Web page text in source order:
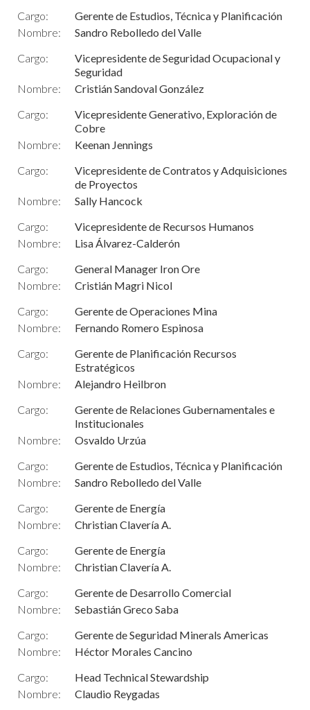
Cargo:
Gerente de Estudios, Técnica y Planificación
Nombre:
Sandro Rebolledo del Valle
Cargo:
Vicepresidente de Seguridad Ocupacional y
Seguridad
Nombre:
Cristián Sandoval González
Cargo:
Vicepresidente Generativo, Exploración de
Cobre
Nombre:
Keenan Jennings
Cargo:
Vicepresidente de Contratos y Adquisiciones
de Proyectos
Nombre:
Sally Hancock
Cargo:
Vicepresidente de Recursos Humanos
Nombre:
Lisa Álvarez-Calderón
Cargo:
General Manager Iron Ore
Nombre:
Cristián Magri Nicol
Cargo:
Gerente de Operaciones Mina
Nombre:
Fernando Romero Espinosa
Cargo:
Gerente de Planificación Recursos
Estratégicos
Nombre:
Alejandro Heilbron
Cargo:
Gerente de Relaciones Gubernamentales e
Institucionales
Nombre:
Osvaldo Urzúa
Cargo:
Gerente de Estudios, Técnica y Planificación
Nombre:
Sandro Rebolledo del Valle
Cargo:
Gerente de Energía
Nombre:
Christian Clavería A.
Cargo:
Gerente de Energía
Nombre:
Christian Clavería A.
Cargo:
Gerente de Desarrollo Comercial
Nombre:
Sebastián Greco Saba
Cargo:
Gerente de Seguridad Minerals Americas
Nombre:
Héctor Morales Cancino
Cargo:
Head Technical Stewardship
Nombre:
Claudio Reygadas